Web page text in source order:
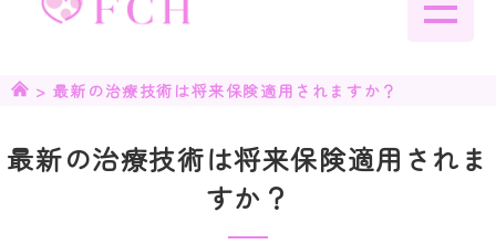
> 最新の治療技術は将来保険適用されますか？
最新の治療技術は将来保険適用されま
すか？